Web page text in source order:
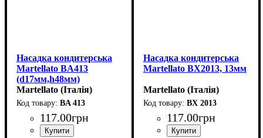
Насадка кондитерська
Martellato BA413
(d17мм,h48мм)
Martellato (Італія)
BA 413
117.00грн
Насадка кондитерська
Martellato BX2013, 13мм
Martellato (Італія)
BX 2013
117.00грн